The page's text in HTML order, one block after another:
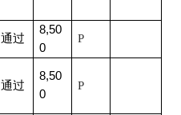
通过
8,50
0
P
通过
8,50
0
P